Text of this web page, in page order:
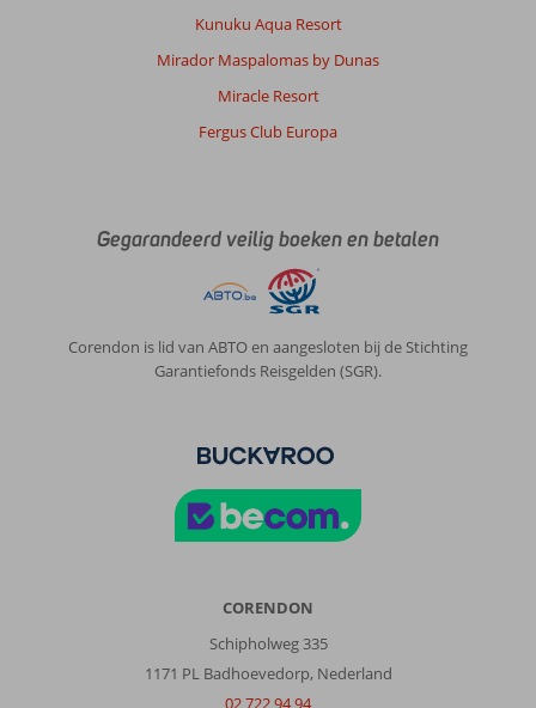
Kunuku Aqua Resort
Mirador Maspalomas by Dunas
Miracle Resort
Fergus Club Europa
Gegarandeerd veilig boeken en betalen
Corendon is lid van ABTO en aangesloten bij de Stichting
Garantiefonds Reisgelden (SGR).
CORENDON
Schipholweg 335
1171 PL Badhoevedorp, Nederland
02 722 94 94